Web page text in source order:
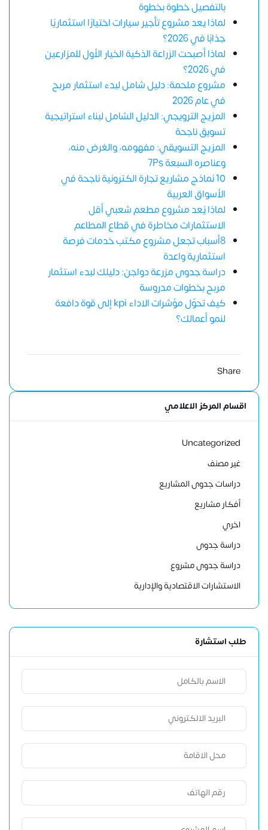
بالتفصيل خطوة بخطوة
لماذا يعد مشروع تأجير سيارات اختيارًا استثماريًا
جذابًا في 2026؟
لماذا أصبحت الزراعة الذكية الخيار الأول للمزارعين
في 2026؟
مشروع ملحمة: دليل شامل لبدء استثمار مربح
في عام 2026
المزيج الترويجي: الدليل الشامل لبناء استراتيجية
تسويق ناجحة
المزيج التسويقي: مفهومه، والغرض منه،
وعناصره السبعة 7Ps
10 نماذج مشاريع تجارة الكترونية ناجحة في
الأسواق العربية
لماذا يُعد مشروع مطعم شعبي أقل
الاستثمارات مخاطرة في قطاع المطاعم
8أسباب تجعل مشروع مكتب خدمات فرصة
استثمارية واعدة
دراسة جدوى مزرعة دواجن: دليلك لبدء استثمار
مربح بخطوات مدروسة
كيف تحوّل مؤشرات الاداء kpi إلى قوة دافعة
لنمو أعمالك؟
Share
اقسام المركز الاعلامي
Uncategorized
غير مصنف
دراسات جدوى المشاريع
أفكار مشاريع
اخري
دراسة جدوى
دراسة جدوى مشروع
الاستشارات الاقتصادية والإدارية
طلب استشارة